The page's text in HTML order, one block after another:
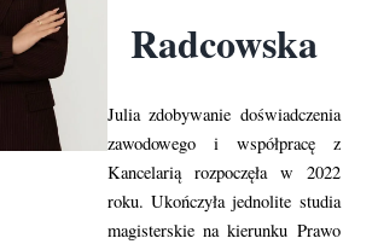
Radcowska
Julia zdobywanie doświadczenia
zawodowego i współpracę z
Kancelarią rozpoczęła w 2022
roku. Ukończyła jednolite studia
magisterskie na kierunku Prawo